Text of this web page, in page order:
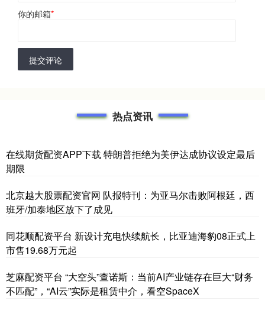
你的邮箱*
提交评论
热点资讯
在线期货配资APP下载 特朗普拒绝为美伊达成协议设定最后
期限
北京越大股票配资官网 队报特刊：为亚马尔击败阿根廷，西
班牙/加泰地区放下了成见
同花顺配资平台 新设计充电快续航长，比亚迪海豹08正式上
市售19.68万元起
芝麻配资平台 “大空头”查诺斯：当前AI产业链存在巨大“财务
不匹配”，“AI云”实际是租赁中介，看空SpaceX